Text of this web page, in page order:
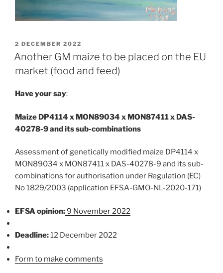
GEPLAATST
OP
2 DECEMBER 2022
Another GM maize to be placed on the EU
market (food and feed)
Have your say:
Maize DP4114 x MON89034 x MON87411 x DAS-
40278-9 and its sub-combinations
Assessment of genetically modified maize DP4114 x
MON89034 x MON87411 x DAS-40278-9 and its sub-
combinations for authorisation under Regulation (EC)
No 1829/2003 (application EFSA-GMO-NL-2020-171)
EFSA opinion:9 November 2022
Deadline:12 December 2022
Form to make comments